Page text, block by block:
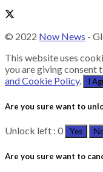
© 2022 Now News -
This website uses
you are giving consent
and Cookie Policy. I
Are you sure want to
Unlock left : 0 Yes
Are you sure want to